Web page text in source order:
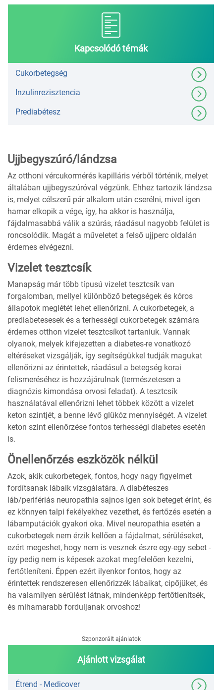
Kapcsolódó témák
Cukorbetegség
Inzulinrezisztencia
Prediabétesz
Ujjbegyszúró/lándzsa
Az otthoni vércukormérés kapilláris vérből történik, melyet
általában ujjbegyszúróval végzünk. Ehhez tartozik lándzsa
is, melyet célszerű pár alkalom után cserélni, mivel igen
hamar elkopik a vége, így, ha akkor is használja,
fájdalmasabbá válik a szúrás, ráadásul nagyobb felület is
roncsolódik. Magát a műveletet a felső ujjperc oldalán
érdemes elvégezni.
Vizelet tesztcsík
Manapság már több típusú vizelet tesztcsík van
forgalomban, mellyel különböző betegségek és kóros
állapotok meglétét lehet ellenőrizni. A cukorbetegek, a
prediabetesesek és a terhességi cukorbetegek számára
érdemes otthon vizelet tesztcsíkot tartaniuk. Vannak
olyanok, melyek kifejezetten a diabetes-re vonatkozó
eltéréseket vizsgálják, így segítségükkel tudják magukat
ellenőrizni az érintettek, ráadásul a betegség korai
felismeréséhez is hozzájárulnak (természetesen a
diagnózis kimondása orvosi feladat). A tesztcsík
használatával ellenőrizni lehet többek között a vizelet
keton szintjét, a benne lévő glükóz mennyiségét. A vizelet
keton szint ellenőrzése fontos terhességi diabetes esetén
is.
Önellenőrzés eszközök nélkül
Azok, akik cukorbetegek, fontos, hogy nagy figyelmet
fordítsanak lábaik vizsgálatára. A diabéteszes
láb/perifériás neuropathia sajnos igen sok beteget érint, és
ez könnyen talpi fekélyekhez vezethet, és fertőzés esetén a
lábamputációk gyakori oka. Mivel neuropathia esetén a
cukorbetegek nem érzik kellően a fájdalmat, sérüléseket,
ezért megeshet, hogy nem is vesznek észre egy-egy sebet -
így pedig nem is képesek azokat megfelelően kezelni,
fertőtleníteni. Éppen ezért ilyenkor fontos, hogy az
érintettek rendszeresen ellenőrizzék lábaikat, cipőjüket, és
ha valamilyen sérülést látnak, mindenképp fertőtlenítsék,
és mihamarabb forduljanak orvoshoz!
Ajánlott vizsgálat
Szponzorált ajánlatok
Étrend - Medicover